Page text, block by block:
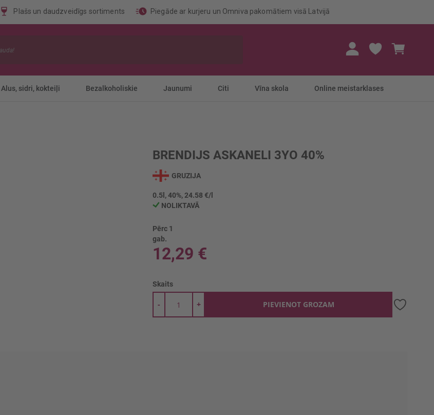
Plašs un daudzveidīgs sortiments Piegāde ar kurjeru un Omniva pakomātiem visā Latvijā
Alus, sidri, kokteiļi Bezalkoholiskie Jaunumi Citi Vīna skola Online meistarklases
BRENDIJS ASKANELI 3YO 40%
GRUZIJA
0.5l, 40%, 24.58 €/l
NOLIKTAVĀ
Pērc 1
gab.
12,29 €
Skaits
+
- PIEVIENOT GROZAM